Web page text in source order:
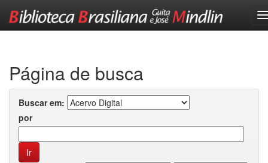
Página de busca
Buscar em:
por